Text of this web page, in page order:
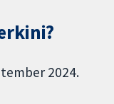
2024.